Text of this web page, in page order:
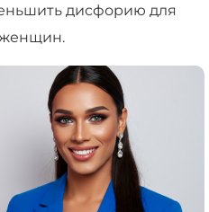
дисфорию для
женщин.